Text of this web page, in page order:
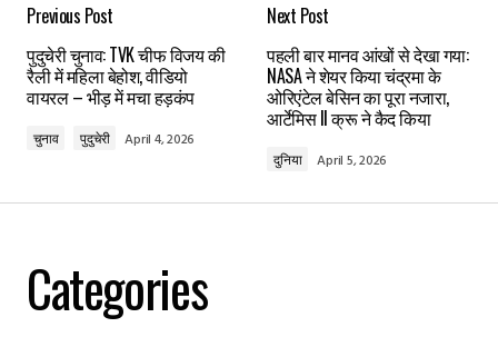
fields are marked*
Previous Post
पुदुचेरी चुनाव: TVK चीफ विजय की
रैली में महिला बेहोश, वीडियो
वायरल – भीड़ में मचा हड़कंप
चुनाव पुदुचेरी April 4, 2026
Next Post
पहली बार मानव आंखों से देखा गया:
NASA ने शेयर किया चंद्रमा के
ओरिएंटेल बेसिन का पूरा नजारा,
आर्टेमिस II क्रू ने कैद किया
दुनिया April 5, 2026
Categories